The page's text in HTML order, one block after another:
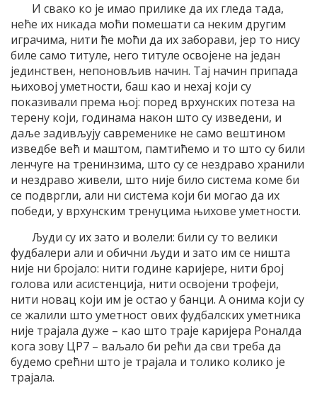
И свако ко је имао прилике да их гледа тада,
неће их никада моћи помешати са неким другим
играчима, нити ће моћи да их заборави, јер то нису
биле само титуле, него титуле освојене на један
јединствен, непоновљив начин. Тај начин припада
њиховој уметности, баш као и нехај који су
показивали према њој: поред врхунских потеза на
терену који, годинама након што су изведени, и
даље задивљују савременике не само вештином
изведбе већ и маштом, памтићемо и то што су били
ленчуге на тренинзима, што су се нездраво хранили
и нездраво живели, што није било система коме би
се подвргли, али ни система који би могао да их
победи, у врхунским тренуцима њихове уметности.
Људи су их зато и волели: били су то велики
фудбалери али и обични људи и зато им се ништа
није ни бројало: нити године каријере, нити број
голова или асистенција, нити освојени трофеји,
нити новац који им је остао у банци. А онима који су
се жалили што уметност ових фудбалских уметника
није трајала дуже – као што траје каријера Роналда
кога зову ЦР7 – ваљало би рећи да сви треба да
будемо срећни што је трајала и толико колико је
трајала.